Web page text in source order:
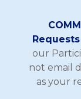
Requests
our
not email
as your